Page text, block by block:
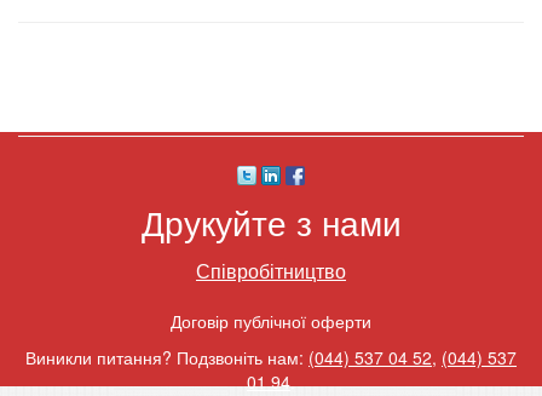
Друкуйте з нами
Співробітництво
Договір публічної оферти
Виникли питання? Подзвоніть нам: (044) 537 04 52, (044) 537
01 94.